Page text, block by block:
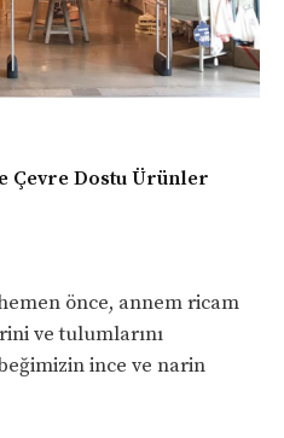
Çevre Dostu Ürünler
önce, annem ricam
ve tulumlarını
ince ve narin